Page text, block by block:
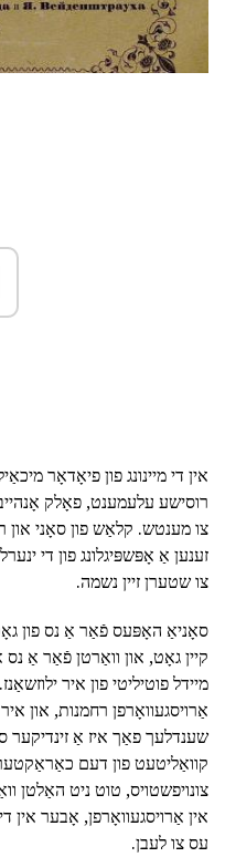
אין די מיינונג פון פיאָדאָר
רוסישע עלעמענט, פאָלק
צו מענטש. קלאַש פון סאָני און
זענען אַ אָפּשפּיגלונג פון די
צו שטערן זיין נשמה.
סאָניאַ האָפּעס פֿאַר אַ נס פון
קיין גאָט, און וואַרטן פֿאַר אַ נס
מיידל פוטיליטי פון איר
אַרויסגעוואָרפן רחמנות, און
שענדלעך פאַך איז אַ
קוואַליטעט פון דעם
אין אַרויסגעוואָרפן, אָבער אין
עס צו לעבן.